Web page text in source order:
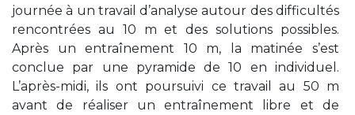
journée à un travail d’analyse autour des difficultés
rencontrées au 10 m et des solutions possibles.
Après un entraînement 10 m, la matinée s’est
conclue par une pyramide de 10 en individuel.
L’après-midi, ils ont poursuivi ce travail au 50 m
avant de réaliser un entraînement libre et de